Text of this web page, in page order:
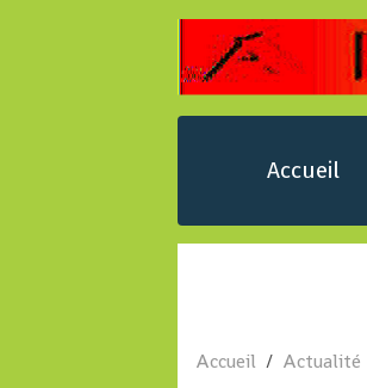
Accueil
Accueil Actualité